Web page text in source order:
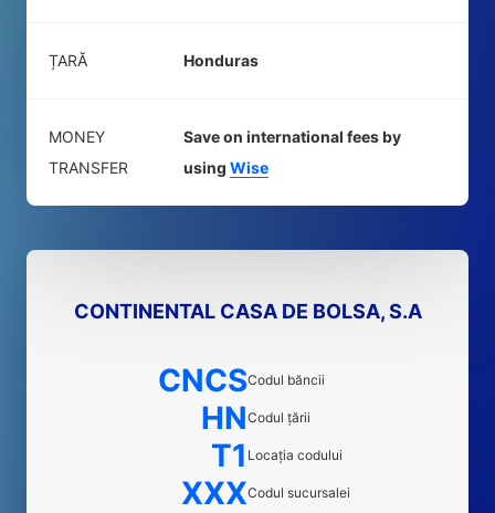
ȚARĂ Honduras
MONEY
TRANSFER
Save on international fees by
using Wise
CONTINENTAL CASA DE BOLSA, S.A
CNCSCodul băncii
HNCodul țării
T1 Locația codului
XXXCodul sucursalei